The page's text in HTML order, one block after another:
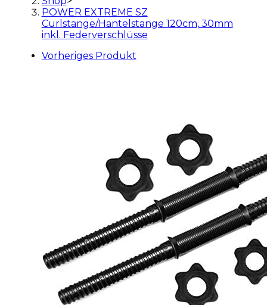
POWER EXTREME SZ
Curlstange/Hantelstange 120cm, 30mm
inkl. Federverschlüsse
Vorheriges Produkt